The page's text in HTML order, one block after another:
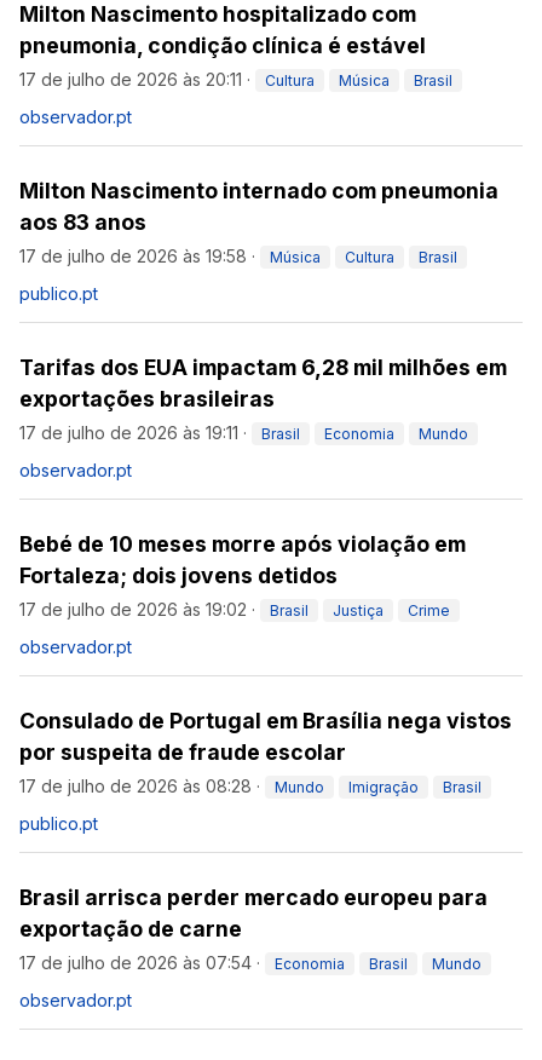
Milton Nascimento hospitalizado com
pneumonia, condição clínica é estável
17 de julho de 2026 às 20:11 · Cultura Música Brasil
observador.pt
Milton Nascimento internado com pneumonia
aos 83 anos
17 de julho de 2026 às 19:58 · Música Cultura Brasil
publico.pt
Tarifas dos EUA impactam 6,28 mil milhões em
exportações brasileiras
17 de julho de 2026 às 19:11 · Brasil Economia Mundo
observador.pt
Bebé de 10 meses morre após violação em
Fortaleza; dois jovens detidos
17 de julho de 2026 às 19:02 · Brasil Justiça Crime
observador.pt
Consulado de Portugal em Brasília nega vistos
por suspeita de fraude escolar
17 de julho de 2026 às 08:28 · Mundo Imigração Brasil
publico.pt
Brasil arrisca perder mercado europeu para
exportação de carne
17 de julho de 2026 às 07:54 · Economia Brasil Mundo
observador.pt